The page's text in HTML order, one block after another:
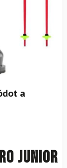
a
Junior